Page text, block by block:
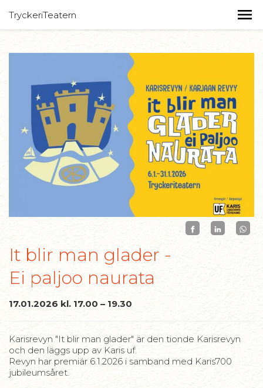
TryckeriTeatern
It blir man glader -
Ei paljoo naurata
17.01.2026 kl. 17.00 – 19.30
Karisrevyn "It blir man glader" är den tionde Karisrevyn
och den läggs upp av Karis uf.
Revyn har premiär 6.1.2026 i samband med Karis700
jubileumsåret.